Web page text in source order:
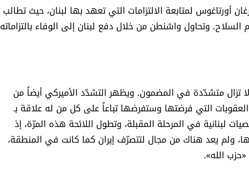
أورتاغوس لمتابعة الالتزامات التي تعهد بها لبنان، حيث تطالب
السلاح. وتحاول واشنطن من خلال دفع لبنان إلى الوفاء بالتزاماته
تزال متشدّدة في المضمون. ويظهر التشدّد الأميركي أيضاً من
التي فرضتها وستفرضها تباعاً على كل من له علاقة بـ
لبنانية في المرحلة المقبلة، وتطول اللائحة هذه المرّة، إذ
ولم يعد هناك من مجال لتتصرّف إيران كما كانت في المنطقة،
الله».